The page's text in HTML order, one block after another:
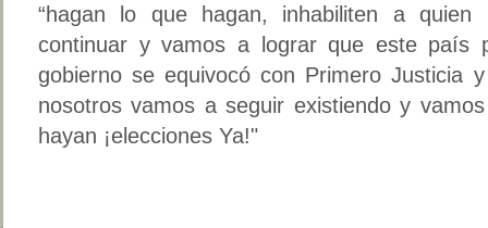
“hagan lo que hagan, inhabiliten a
continuar y vamos a lograr que este país
gobierno se equivocó con Primero Justicia
nosotros vamos a seguir existiendo y
hayan ¡elecciones Ya!"